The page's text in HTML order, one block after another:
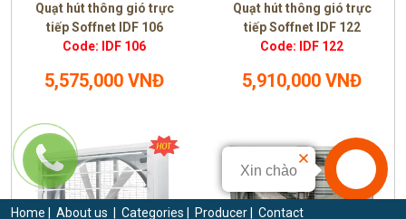
Quạt hút thông gió trực
tiếp Soffnet IDF 106
Code: IDF 106
5,575,000 VNĐ
Quạt hút thông gió trực
tiếp Soffnet IDF 122
Code: IDF 122
5,910,000 VNĐ
Home About us Categories Producer Contact
Xin chào